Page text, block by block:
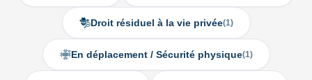
Droit résiduel à la vie privée(1)
En déplacement / Sécurité physique(1)